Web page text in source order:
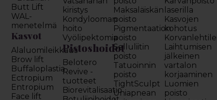
Butt Lift
WAL-
menetelmä
Kasvot
Alaluomileikkaus
Brow lift
Buffaloplastia
Ectropium
Entropium
Face lift
kiristys
Kondylooman
hoito
Vyölipektomia
Pistoshoidot
Belotero
Revive -
tuotteet
Biorevitalisaatio
Maksaläiskän
poisto
Pigmentaation
poisto
Selluliitin
poisto
Tatuoinnin
poisto
TightSculpt
Uniapnean
laserilla
Kasvojen
kohotus
Laihtumisen
jälkeinen
vartalon
korjaaminen
Luomien
poisto